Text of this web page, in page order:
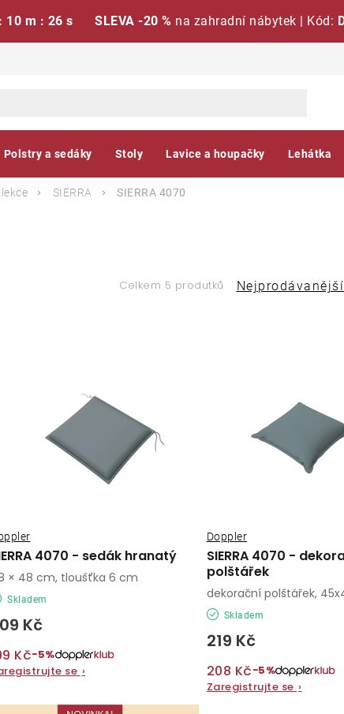
10 m : 26 s SLEVA -20 % na zahradní nábytek | Kód:
Polstry a sedáky Stoly Lavice a houpačky Lehátka
SIERRA SIERRA 4070
Celkem 5 produtků
Ř
o
d
u
k
t
ů
Nejprodávanější
4070 - sedák hranatý
Skladem
Kč
Kč−5%
se ›
× 48 cm, tloušťka 6 cm
SIERRA 4070 -
polštářek
Doppler
Skladem
219 Kč
208 Kč−5%
Zaregistrujte se ›
dekorační polštářek,